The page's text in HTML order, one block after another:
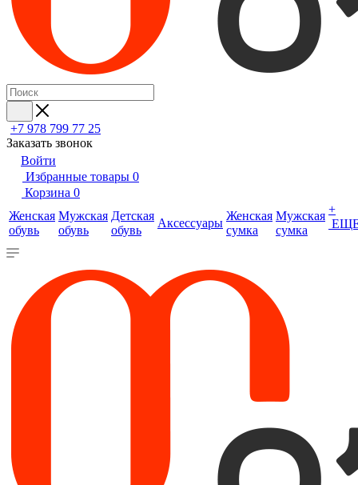
+7 978 799 77 25
Заказать звонок
Войти
Избранные товары 0
Корзина 0
Женская
обувь
Мужская
обувь
Детская
обувь
Аксессуары
Женская
сумка
Мужская
сумка
+